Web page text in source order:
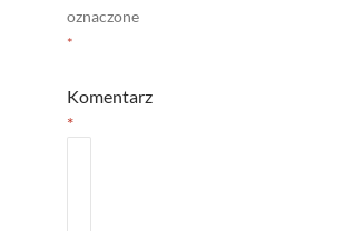
oznaczone
*
Komentarz
*